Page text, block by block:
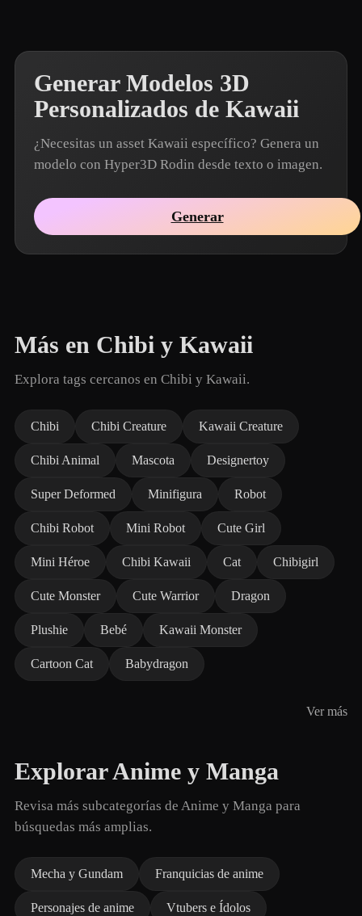
Generar Modelos 3D
Personalizados de Kawaii
¿Necesitas un asset Kawaii específico? Genera un
modelo con Hyper3D Rodin desde texto o imagen.
Generar
Más en Chibi y Kawaii
Explora tags cercanos en Chibi y Kawaii.
Chibi Chibi Creature Kawaii Creature
Chibi Animal Mascota Designertoy
Super Deformed Minifigura Robot
Chibi Robot Mini Robot Cute Girl
Mini Héroe Chibi Kawaii Cat Chibigirl
Cute Monster Cute Warrior Dragon
Plushie Bebé Kawaii Monster
Cartoon Cat Babydragon
Ver más
Explorar Anime y Manga
Revisa más subcategorías de Anime y Manga para
búsquedas más amplias.
Mecha y Gundam Franquicias de anime
Personajes de anime Vtubers e Ídolos